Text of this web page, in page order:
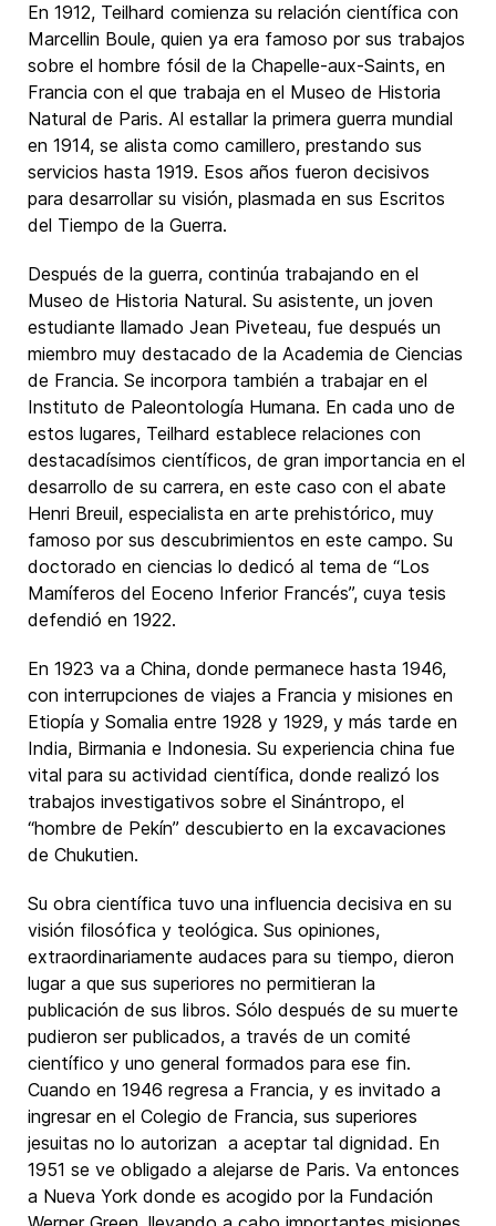
En 1912, Teilhard comienza su relación científica con
Marcellin Boule, quien ya era famoso por sus trabajos
sobre el hombre fósil de la Chapelle-aux-Saints, en
Francia con el que trabaja en el Museo de Historia
Natural de Paris. Al estallar la primera guerra mundial
en 1914, se alista como camillero, prestando sus
servicios hasta 1919. Esos años fueron decisivos
para desarrollar su visión, plasmada en sus Escritos
del Tiempo de la Guerra.
Después de la guerra, continúa trabajando en el
Museo de Historia Natural. Su asistente, un joven
estudiante llamado Jean Piveteau, fue después un
miembro muy destacado de la Academia de Ciencias
de Francia. Se incorpora también a trabajar en el
Instituto de Paleontología Humana. En cada uno de
estos lugares, Teilhard establece relaciones con
destacadísimos científicos, de gran importancia en el
desarrollo de su carrera, en este caso con el abate
Henri Breuil, especialista en arte prehistórico, muy
famoso por sus descubrimientos en este campo. Su
doctorado en ciencias lo dedicó al tema de “Los
Mamíferos del Eoceno Inferior Francés”, cuya tesis
defendió en 1922.
En 1923 va a China, donde permanece hasta 1946,
con interrupciones de viajes a Francia y misiones en
Etiopía y Somalia entre 1928 y 1929, y más tarde en
India, Birmania e Indonesia. Su experiencia china fue
vital para su actividad científica, donde realizó los
trabajos investigativos sobre el Sinántropo, el
“hombre de Pekín” descubierto en la excavaciones
de Chukutien.
Su obra científica tuvo una influencia decisiva en su
visión filosófica y teológica. Sus opiniones,
extraordinariamente audaces para su tiempo, dieron
lugar a que sus superiores no permitieran la
publicación de sus libros. Sólo después de su muerte
pudieron ser publicados, a través de un comité
científico y uno general formados para ese fin.
Cuando en 1946 regresa a Francia, y es invitado a
ingresar en el Colegio de Francia, sus superiores
jesuitas no lo autorizan a aceptar tal dignidad. En
1951 se ve obligado a alejarse de Paris. Va entonces
a Nueva York donde es acogido por la Fundación